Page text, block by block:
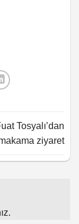
Tosyalı’dan
ziyaret
.